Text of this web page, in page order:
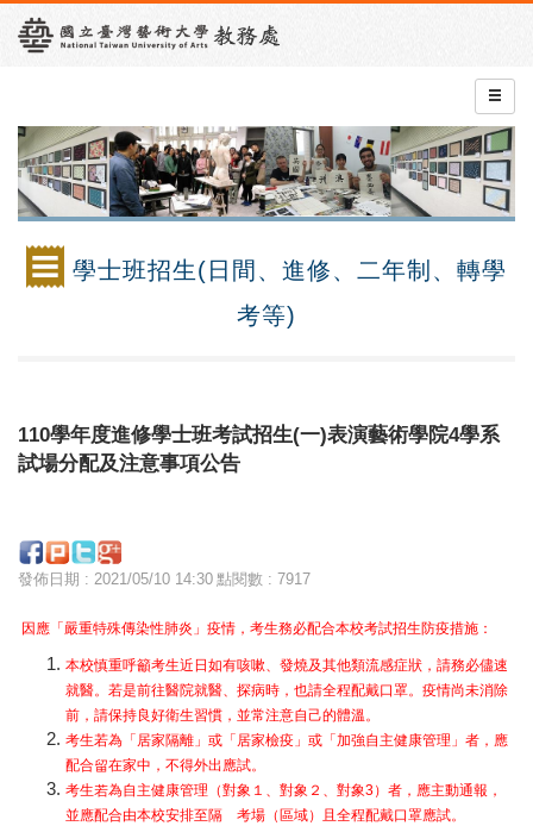
學士班招生(日間、進修、二年制、轉學
考等)
110學年度進修學士班考試招生(一)表演藝術學院4學系
試場分配及注意事項公告
發佈日期 : 2021/05/10 14:30 點閱數 : 7917
因應「嚴重特殊傳染性肺炎」疫情，考生務必配合本校考試招生防疫措施：
本校慎重呼籲考生近日如有咳嗽、發燒及其他類流感症狀，請務必儘速
就醫。若是前往醫院就醫、探病時，也請全程配戴口罩。疫情尚未消除
前，請保持良好衛生習慣，並常注意自己的體溫。
考生若為「居家隔離」或「居家檢疫」或「加強自主健康管理」者，應
配合留在家中，不得外出應試。
考生若為自主健康管理（對象１、對象２、對象3）者，應主動通報，
並應配合由本校安排至隔離考場（區域）且全程配戴口罩應試。